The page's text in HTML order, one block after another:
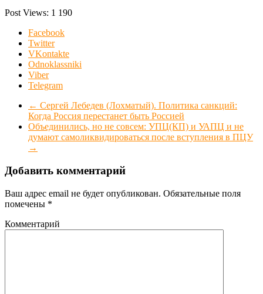
Post Views: 1 190
Facebook
Twitter
VKontakte
Odnoklassniki
Viber
Telegram
← Сергей Лебедев (Лохматый). Политика санкций:
Когда Россия перестанет быть Россией
Объединились, но не совсем: УПЦ(КП) и УАПЦ и не
думают самоликвидироваться после вступления в ПЦУ
→
Добавить комментарий
Ваш адрес email не будет опубликован. Обязательные поля
помечены *
Комментарий